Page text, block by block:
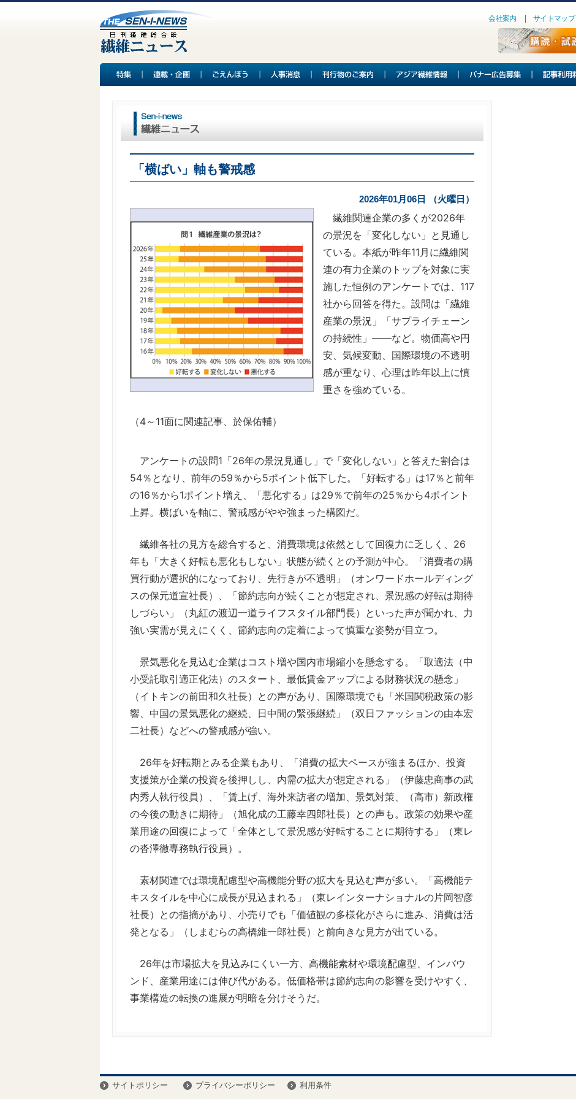
会社案内 サイトマップ
「横ばい」軸も警戒感
2026年01月06日 （火曜日）
繊維関連企業の多くが2026年
の景況を「変化しない」と見通し
ている。本紙が昨年11月に繊維関
連の有力企業のトップを対象に実
施した恒例のアンケートでは、117
社から回答を得た。設問は「繊維
産業の景況」「サプライチェーン
の持続性」――など。物価高や円
安、気候変動、国際環境の不透明
感が重なり、心理は昨年以上に慎
重さを強めている。
（4～11面に関連記事、於保佑輔）
アンケートの設問1「26年の景況見通し」で「変化しない」と答えた割合は
54％となり、前年の59％から5ポイント低下した。「好転する」は17％と前年
の16％から1ポイント増え、「悪化する」は29％で前年の25％から4ポイント
上昇。横ばいを軸に、警戒感がやや強まった構図だ。
繊維各社の見方を総合すると、消費環境は依然として回復力に乏しく、26
年も「大きく好転も悪化もしない」状態が続くとの予測が中心。「消費者の購
買行動が選択的になっており、先行きが不透明」（オンワードホールディング
スの保元道宣社長）、「節約志向が続くことが想定され、景況感の好転は期待
しづらい」（丸紅の渡辺一道ライフスタイル部門長）といった声が聞かれ、力
強い実需が見えにくく、節約志向の定着によって慎重な姿勢が目立つ。
景気悪化を見込む企業はコスト増や国内市場縮小を懸念する。「取適法（中
小受託取引適正化法）のスタート、最低賃金アップによる財務状況の懸念」
（イトキンの前田和久社長）との声があり、国際環境でも「米国関税政策の影
響、中国の景気悪化の継続、日中間の緊張継続」（双日ファッションの由本宏
二社長）などへの警戒感が強い。
26年を好転期とみる企業もあり、「消費の拡大ペースが強まるほか、投資
支援策が企業の投資を後押しし、内需の拡大が想定される」（伊藤忠商事の武
内秀人執行役員）、「賃上げ、海外来訪者の増加、景気対策、（高市）新政権
の今後の動きに期待」（旭化成の工藤幸四郎社長）との声も。政策の効果や産
業用途の回復によって「全体として景況感が好転することに期待する」（東レ
の沓澤徹専務執行役員）。
素材関連では環境配慮型や高機能分野の拡大を見込む声が多い。「高機能テ
キスタイルを中心に成長が見込まれる」（東レインターナショナルの片岡智彦
社長）との指摘があり、小売りでも「価値観の多様化がさらに進み、消費は活
発となる」（しまむらの高橋維一郎社長）と前向きな見方が出ている。
26年は市場拡大を見込みにくい一方、高機能素材や環境配慮型、インバウ
ンド、産業用途には伸び代がある。低価格帯は節約志向の影響を受けやすく、
事業構造の転換の進展が明暗を分けそうだ。
サイトポリシー プライバシーポリシー 利用条件